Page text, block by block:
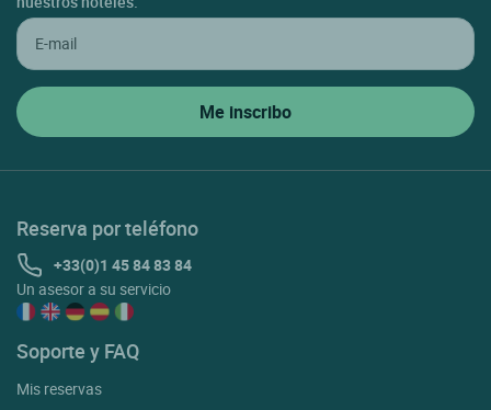
Reserva por teléfono
+33(0)1 45 84 83 84
Un asesor a su servicio
Soporte y FAQ
Mis reservas